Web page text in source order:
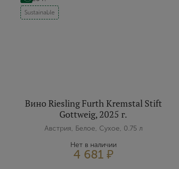
Sustainable
Вино Riesling Furth Kremstal Stift
Gottweig, 2025 г.
Австрия, Белое, Сухое, 0.75 л
Нет в наличии
4 681 ₽